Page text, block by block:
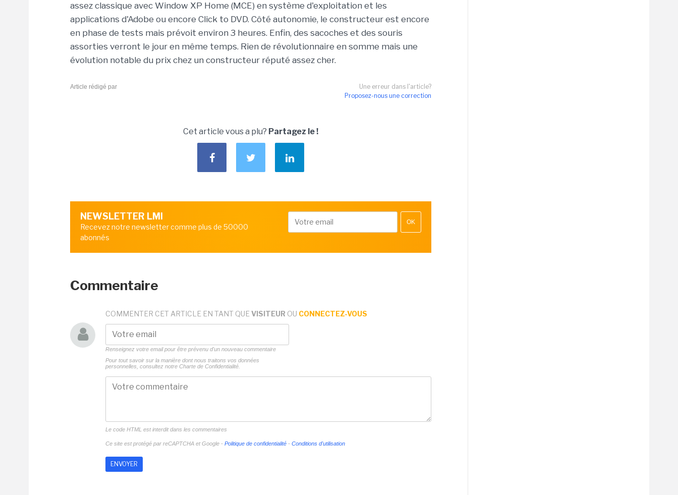
assez classique avec Window XP Home (MCE) en système d'exploitation et les
applications d'Adobe ou encore Click to DVD. Côté autonomie, le constructeur est encore
en phase de tests mais prévoit environ 3 heures. Enfin, des sacoches et des souris
assorties verront le jour en même temps. Rien de révolutionnaire en somme mais une
évolution notable du prix chez un constructeur réputé assez cher.
Une erreur dans l'article?
Proposez-nous une correction
Article rédigé par
Cet article vous a plu? Partagez le !
NEWSLETTER LMI
Recevez notre newsletter comme plus de 50000
abonnés
OK
Commentaire
COMMENTER CET ARTICLE EN TANT QUE VISITEUR OU CONNECTEZ-VOUS
Renseignez votre email pour être prévenu d'un nouveau commentaire
Pour tout savoir sur la manière dont nous traitons vos données
personnelles, consultez notre Charte de Confidentialité.
Le code HTML est interdit dans les commentaires
Ce site est protégé par reCAPTCHA et Google - Politique de confidentialité - Conditions d'utilisation